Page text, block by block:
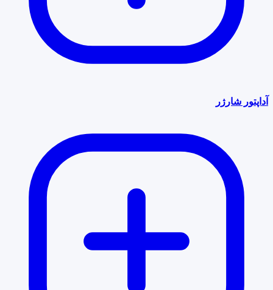
آداپتور شارژر